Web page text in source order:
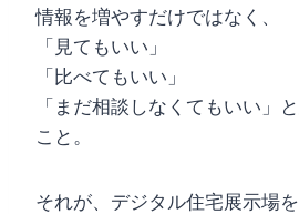
情報を増やすだけではなく、
「見てもいい」
「比べてもいい」
「まだ相談しなくてもいい」
こと。
それが、デジタル住宅展示場